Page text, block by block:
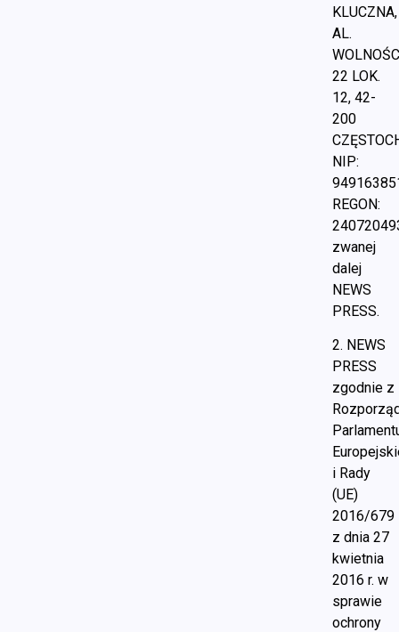
KLUCZNA,
AL.
22 LOK.
12, 42-
200
NIP:
REGON:
zwanej
dalej
NEWS
PRESS.
2. NEWS
PRESS
zgodnie z
i Rady
(UE)
2016/679
z dnia 27
kwietnia
2016 r. w
sprawie
ochrony